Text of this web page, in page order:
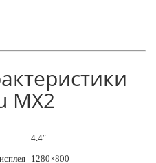
MX2
4.4″
1280×800